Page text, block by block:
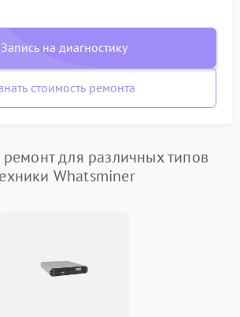
Запись на диагностику
стоимость ремонта
для различных типов
Whatsminer